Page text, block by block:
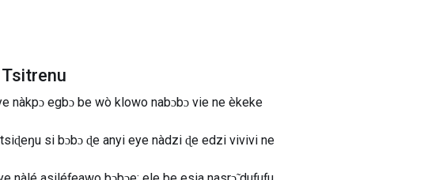
nàkpɔ egbɔ be wò klowo nabɔbɔ vie ne èkeke
si bɔbɔ ɖe anyi eye nàdzi ɖe edzi vivivi ne